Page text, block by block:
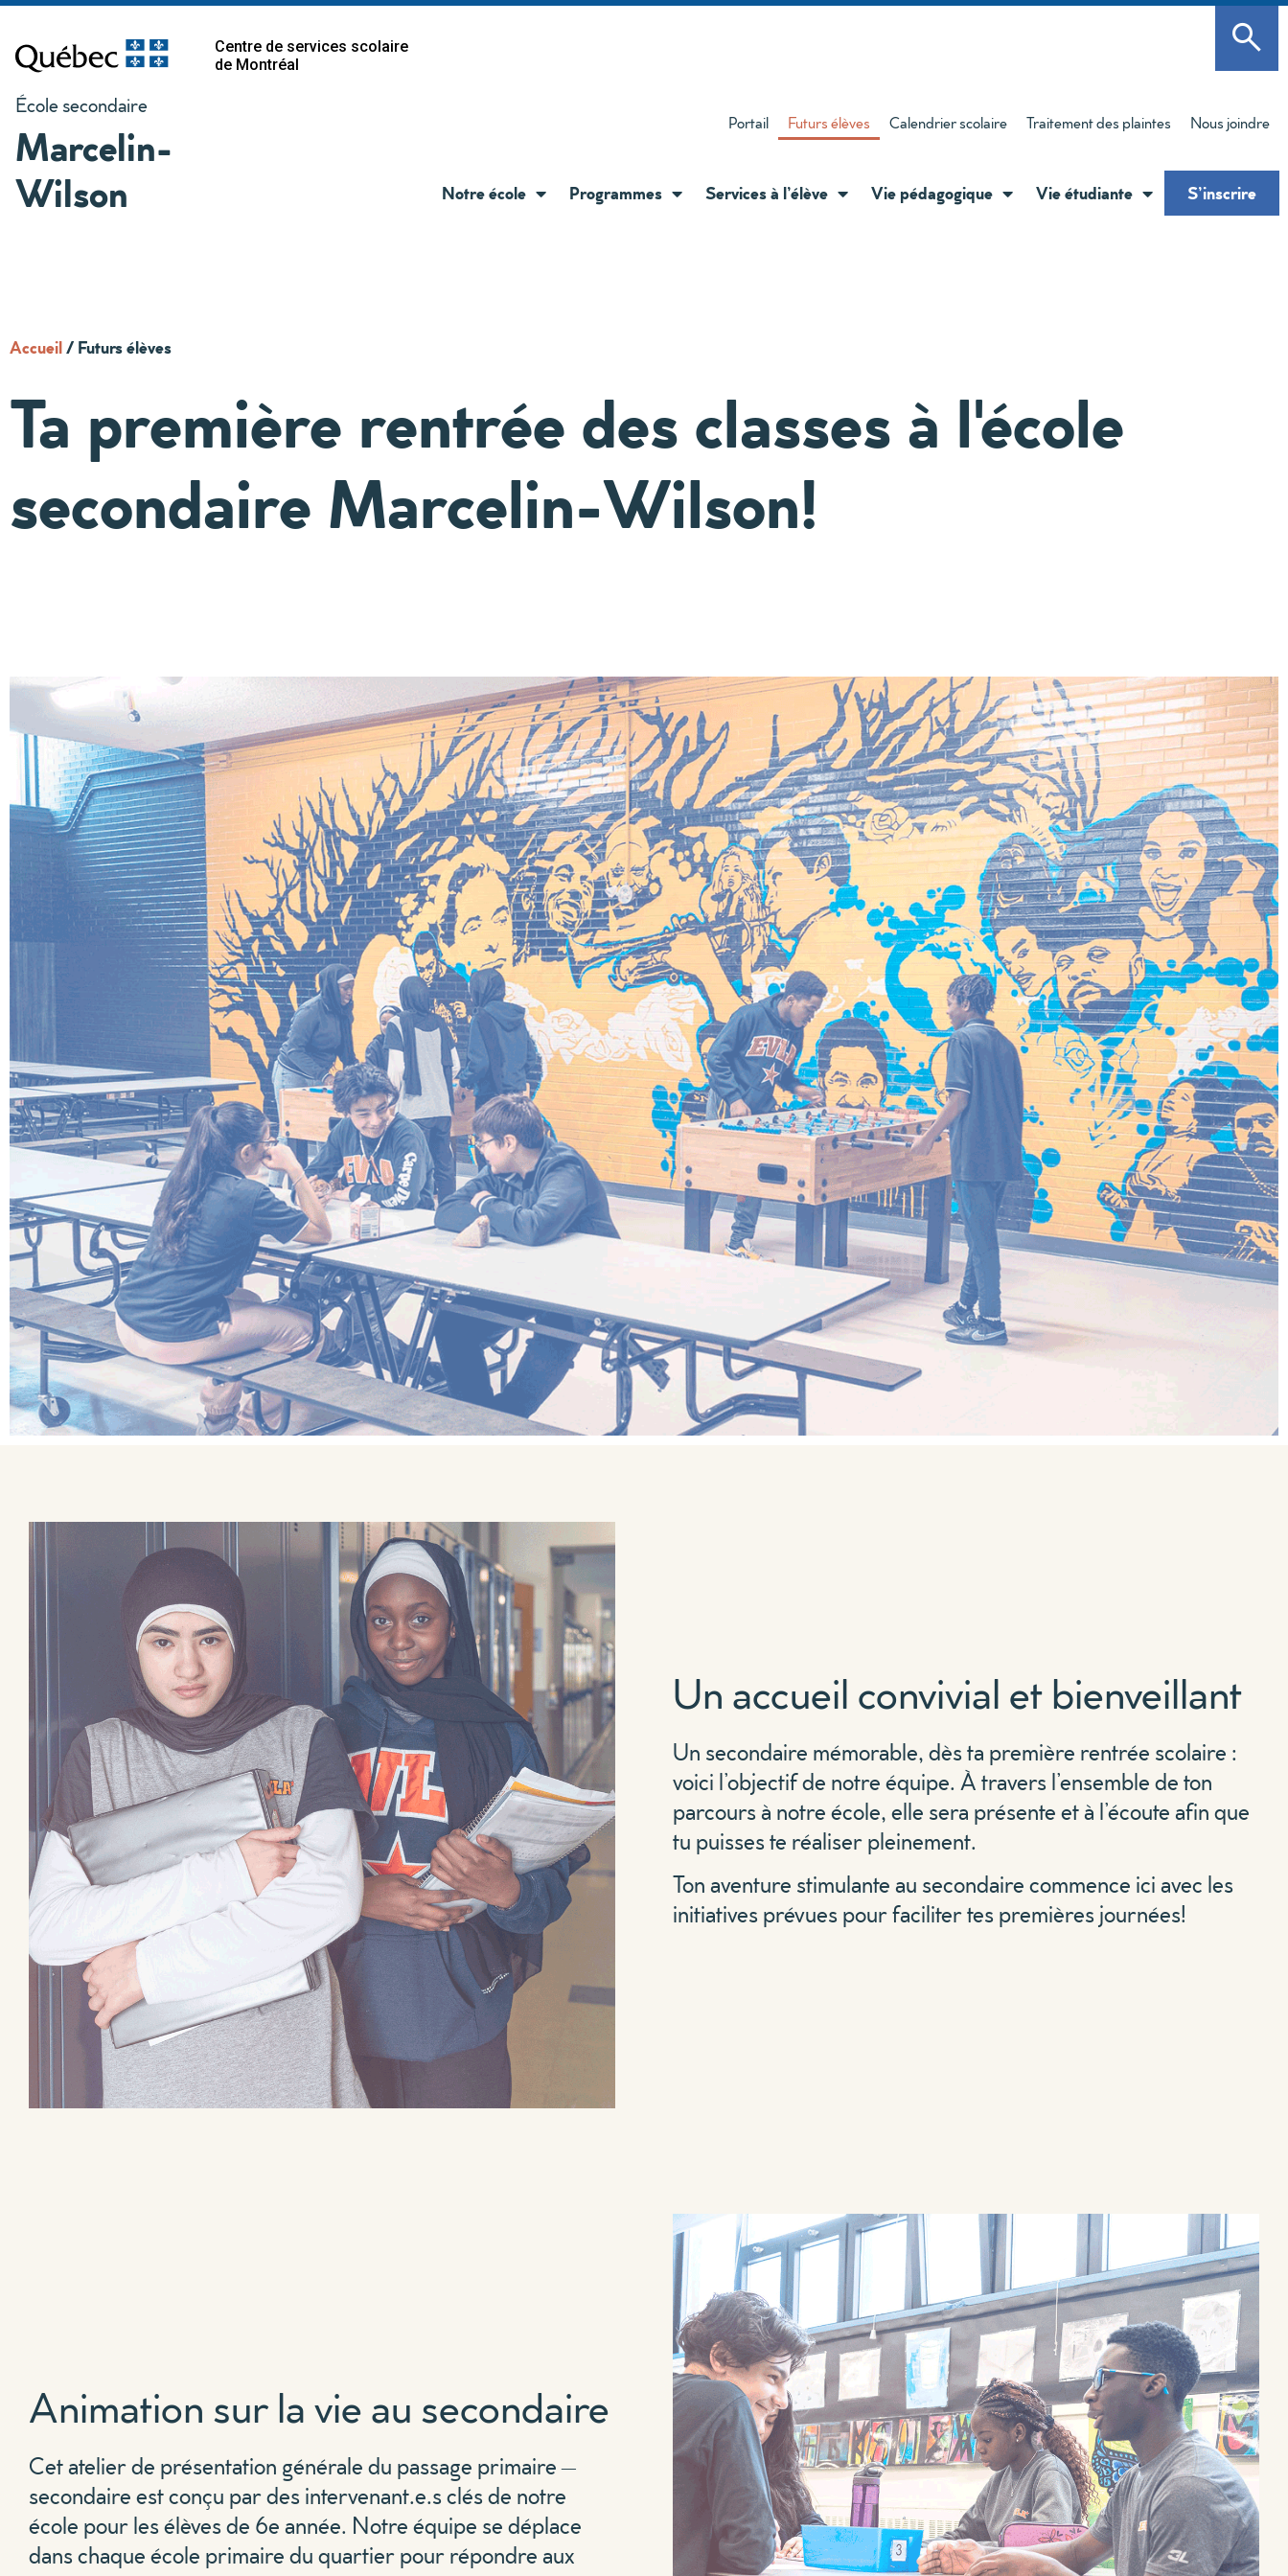
Centre de services scolaire
de Montréal
École secondaire
Marcelin-
Wilson
Portail Futurs élèves Calendrier scolaire Traitement des plaintes Nous joindre
Notre école Programmes Services à l’élève Vie pédagogique Vie étudiante S’inscrire
Accueil/Futurs élèves
Ta première rentrée des classes à l'école
secondaire Marcelin-Wilson!
Un accueil convivial et bienveillant
Un secondaire mémorable, dès ta première rentrée scolaire :
voici l’objectif de notre équipe. À travers l’ensemble de ton
parcours à notre école, elle sera présente et à l’écoute afin que
tu puisses te réaliser pleinement.
Ton aventure stimulante au secondaire commence ici avec les
initiatives prévues pour faciliter tes premières journées!
Animation sur la vie au secondaire
Cet atelier de présentation générale du passage primaire –
secondaire est conçu par des intervenant.e.s clés de notre
école pour les élèves de 6e année. Notre équipe se déplace
dans chaque école primaire du quartier pour répondre aux